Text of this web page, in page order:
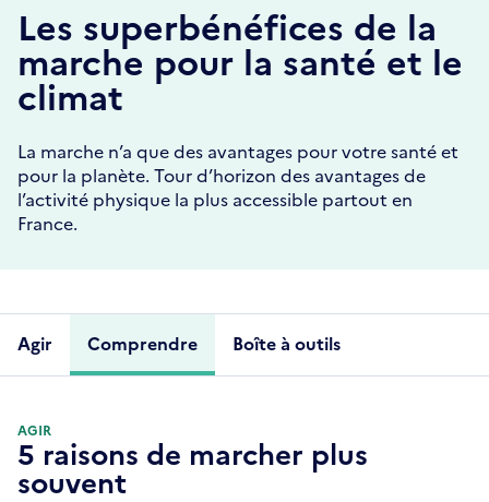
Les superbénéfices de la
marche pour la santé et le
climat
La marche n’a que des avantages pour votre santé et
pour la planète. Tour d’horizon des avantages de
l’activité physique la plus accessible partout en
France.
Agir Comprendre Boîte à outils
AGIR
5 raisons de marcher plus
souvent